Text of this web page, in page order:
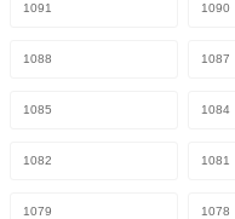
1091 1090
1088 1087
1085 1084
1082 1081
1079 1078